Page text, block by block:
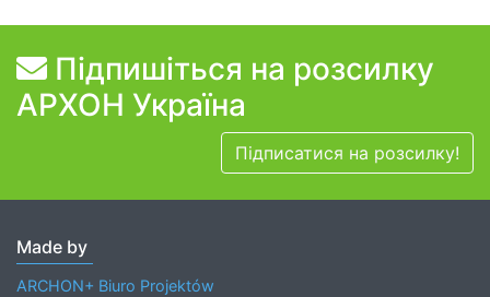
Підпишіться на розсилку
АРХОН Україна
Підписатися на розсилку!
Made by
ARCHON+ Biuro Projektów